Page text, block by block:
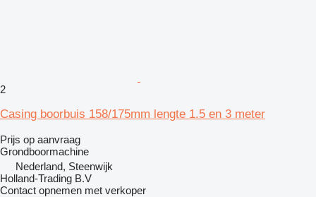
2
Casing boorbuis 158/175mm lengte 1.5 en 3 meter
Prijs op aanvraag
Grondboormachine
Nederland, Steenwijk
Holland-Trading B.V
Contact opnemen met verkoper